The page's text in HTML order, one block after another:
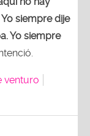
siempre dije
Yo siempre
venturo